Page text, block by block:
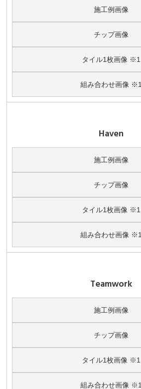
施工例画像
チップ画像
タイル1枚画像 ※1
組み合わせ画像 ※1
Haven
施工例画像
チップ画像
タイル1枚画像 ※1
組み合わせ画像 ※1
Teamwork
施工例画像
チップ画像
タイル1枚画像 ※1
組み合わせ画像 ※1